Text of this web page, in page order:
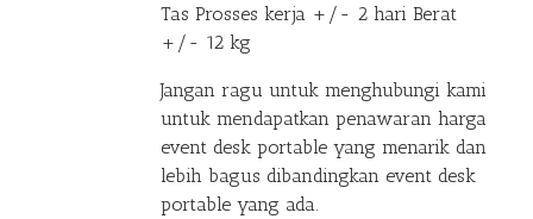
Tas Prosses kerja +/- 2 hari Berat
+/- 12 kg
Jangan ragu untuk menghubungi kami
untuk mendapatkan penawaran harga
event desk portable yang menarik dan
lebih bagus dibandingkan event desk
portable yang ada.